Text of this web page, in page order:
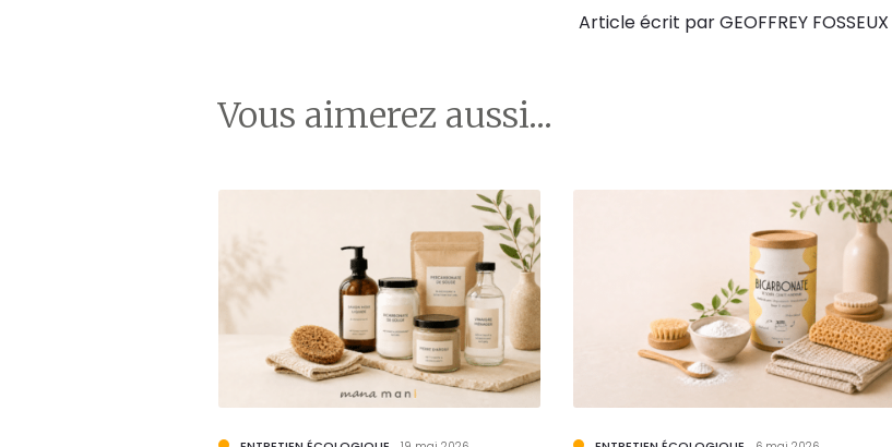
Article écrit par GEOFFREY FOSSEUX
Vous aimerez aussi...